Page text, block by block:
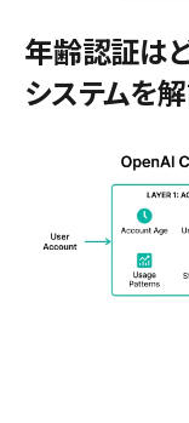
年齢認証は
システムを